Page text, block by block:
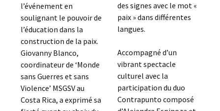
l’événement en
soulignant le pouvoir de
l’éducation dans la
construction de la paix.
Giovanny Blanco,
coordinateur de ‘Monde
sans Guerres et sans
Violence’ MSGSV au
Costa Rica, a exprimé sa
des signes avec le mot «
paix » dans différentes
langues.
Accompagné d’un
vibrant spectacle
culturel avec la
participation du duo
Contrapunto composé